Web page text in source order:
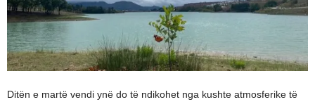
Ditën e martë vendi ynë do të ndikohet nga kushte atmosferike të